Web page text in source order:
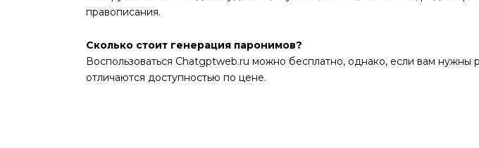
правописания.
Сколько стоит генерация паронимов?
Воспользоваться Chatgptweb.ru можно бесплатно, однако, если вам
отличаются доступностью по цене.